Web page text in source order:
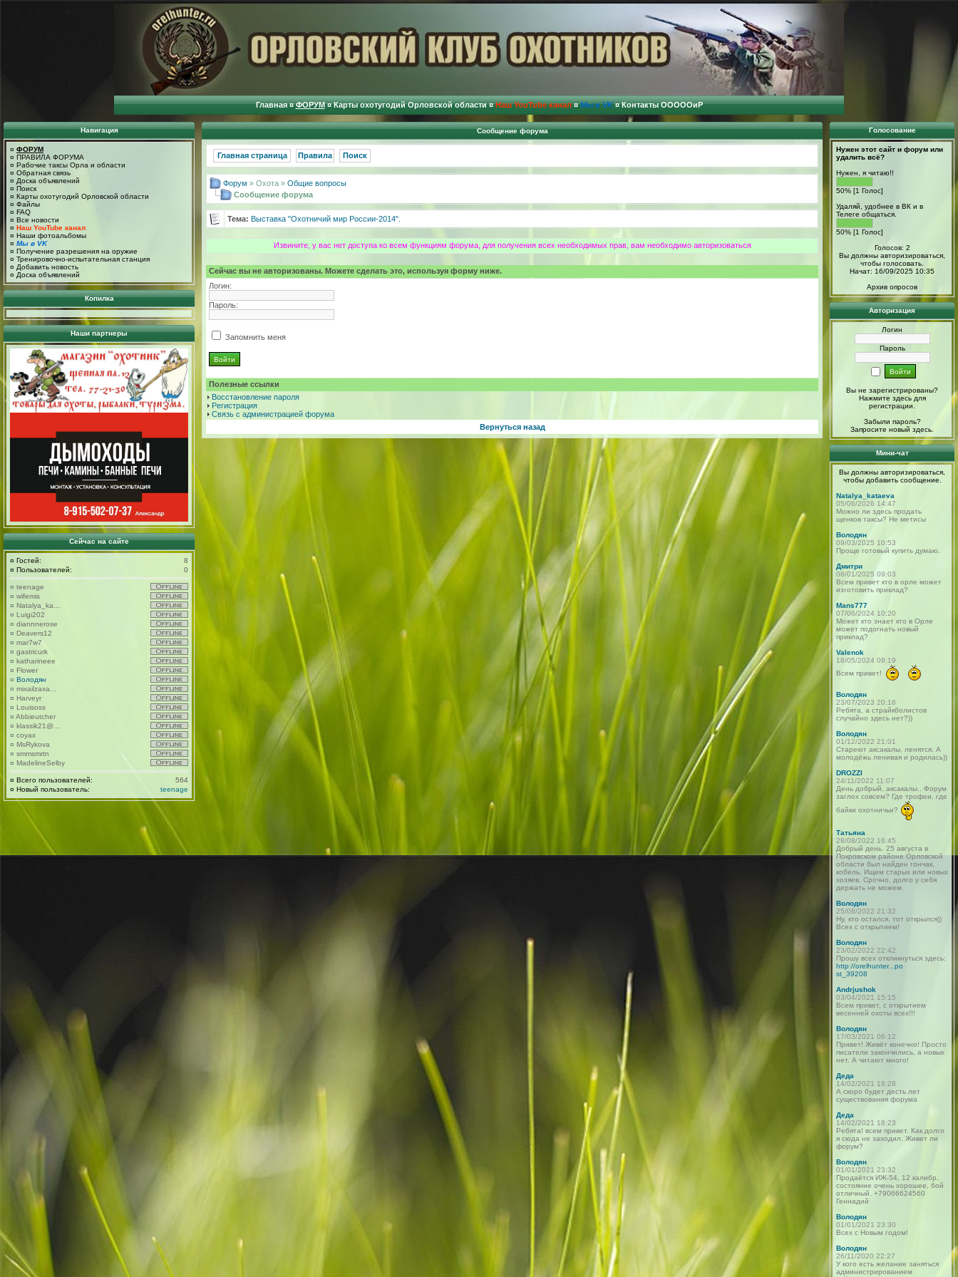
Главная ¤ ФОРУМ ¤ Карты охотугодий Орловской области ¤ Наш YouTube канал ¤ Мы в VK ¤ Контакты ОООООиР
Навигация
¤ ФОРУМ
¤ ПРАВИЛА ФОРУМА
¤ Рабочие таксы Орла и области
¤ Обратная связь
¤ Доска объявлений
¤ Поиск
¤ Карты охотугодий Орловской области
¤ Файлы
¤ FAQ
¤ Все новости
¤ Наш YouTube канал
¤ Наши фотоальбомы
¤ Мы в VK
¤ Получение разрешения на оружие
¤ Тренировочно-испытательная станция
¤ Добавить новость
¤ Доска объявлений
Копилка
Наши партнеры
Сейчас на сайте
¤ Гостей:
8
¤ Пользователей: 0
¤ teenage
¤ wifemis
¤ Natalya_ka...
¤ Luigi202
¤ diannnerose
¤ Deavers12
¤ mar7w7
¤ gastricurk
¤ katharineee
¤ Flower
¤ Володян
¤ mixailzaxa...
¤ Harveyr
¤ Louisoss
¤ Abbieutcher
¤ klassik21@...
¤ coyax
¤ MsRykova
¤ smmsmrtn
¤ MadelineSelby
¤ Всего пользователей:
564
¤ Новый пользователь: teenage
Сообщение форума
Главная страница Правила Поиск
Форум » Охота » Общие вопросы
Сообщение форума
Тема: Выставка "Охотничий мир России-2014".
Извините, у вас нет доступа ко всем функциям форума, для получения всех необходимых прав, вам необходимо авторизоваться
Сейчас вы не авторизованы. Можете сделать это, используя форму ниже.
Логин:
Пароль:
Запомнить меня
Полезные ссылки
Восстановление пароля
Регистрация
Связь с администрацией форума
Вернуться назад
Голосование
Нужен этот сайт и форум или
удалить всё?
Нужен, я читаю!!
50% [1 Голос]
Удаляй, удобнее в ВК и в
Телеге общаться.
50% [1 Голос]
Голосов: 2
Вы должны авторизироваться,
чтобы голосовать.
Начат: 16/09/2025 10:35
Архив опросов
Авторизация
Логин
Пароль
Вы не зарегистрированы?
Нажмите здесьдля
регистрации.
Забыли пароль?
Запросите новый здесь.
Мини-чат
Вы должны авторизироваться,
чтобы добавить сообщение.
Natalya_kataeva
05/06/2026 14:47
Можно ли здесь продать
щенков таксы? Не метисы
Володян
09/03/2025 10:53
Проще готовый купить думаю.
Дмитри
08/01/2025 09:03
Всем привет кто в орле может
изготовить приклад?
Mans777
07/06/2024 10:20
Может кто знает кто в Орле
может подогнать новый
приклад?
Valenok
18/05/2024 09:19
Всем привет!
Володян
23/07/2023 20:16
Ребята, а страйкболистов
случайно здесь нет?))
Володян
01/12/2022 21:01
Стареют аксакалы, ленятся. А
молодёжь ленивая и родилась))
DROZZI
24/11/2022 11:07
День добрый, аксакалы.. Форум
заглох совсем? Где трофеи, где
байки охотничьи?
Татьяна
28/08/2022 16:45
Добрый день. 25 августа в
Покровском районе Орловской
области был найден гончак,
кобель. Ищем старых или новых
хозяев. Срочно, долго у себя
держать не можем.
Володян
25/08/2022 21:32
Ну, кто остался, тот открылся))
Всех с открытием!
Володян
23/02/2022 22:42
Прошу всех откликнуться здесь:
http://orelhunter...po
st_39208
Andrjushok
03/04/2021 15:15
Всем привет, с открытием
весенней охоты всех!!!
Володян
17/03/2021 06:12
Привет! Живёт конечно! Просто
писатели закончились, а новых
нет. А читают много!
Деда
14/02/2021 18:28
А скоро будет десть лет
существования форума
Деда
14/02/2021 18:23
Ребята! всем привет. Как долго
я сюда не заходил. Живет ли
форум?
Володян
01/01/2021 23:32
Продаётся ИЖ-54, 12 калибр,
состояние очень хорошее, бой
отличный. +79066624560
Геннадий
Володян
01/01/2021 23:30
Всех с Новым годом!
Володян
26/11/2020 22:27
У кого есть желание заняться
администрированием